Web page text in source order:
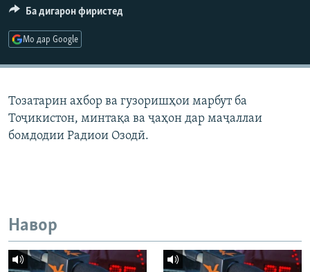
ГУЗОРИШҲОИ РАДИОӢ
Ба дигарон фиристед
Мо дар Google
Тозатарин ахбор ва гузоришҳои марбут ба
Тоҷикистон, минтақа ва ҷаҳон дар маҷаллаи
бомдодии Радиои Озодӣ.
Навор